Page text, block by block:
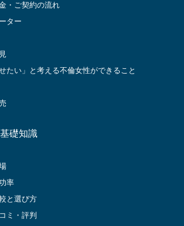
・ご契約の流れ
ター
たい」と考える不倫女性ができること
礎知識
率
と選び方
ミ・評判